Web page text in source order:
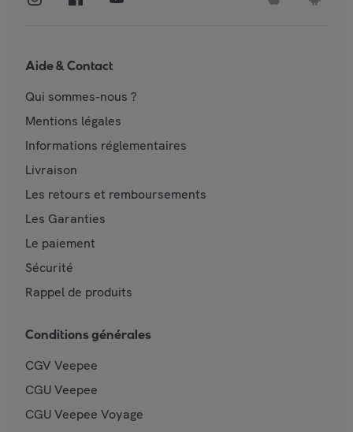
Aide & Contact
Qui sommes-nous ?
Mentions légales
Informations réglementaires
Livraison
Les retours et remboursements
Les Garanties
Le paiement
Sécurité
Rappel de produits
Conditions générales
CGV Veepee
CGU Veepee
CGU Veepee Voyage